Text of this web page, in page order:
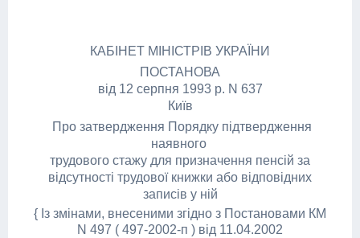
КАБІНЕТ МІНІСТРІВ УКРАЇНИ
ПОСТАНОВА
від 12 серпня 1993 р. N 637
Київ
Про затвердження Порядку підтвердження
наявного
трудового стажу для призначення пенсій за
відсутності трудової книжки або відповідних
записів у ній
{ Із змінами, внесеними згідно з Постановами КМ
N 497 ( 497-2002-п ) від 11.04.2002